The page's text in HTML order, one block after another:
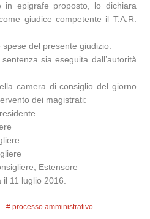
in epigrafe proposto, lo dichiara
giudice competente il T.A.R.
del presente giudizio.
sia eseguita dall’autorità
camera di consiglio del giorno
dei magistrati:
Estensore
11 luglio 2016.
processo amministrativo